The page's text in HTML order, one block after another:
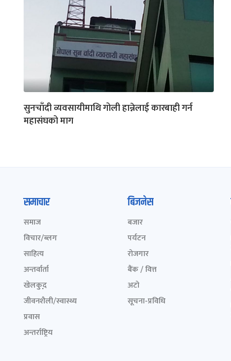
सुनचाँदी व्यवसायीमाथि गोली हान्नेलाई कारबाही गर्न
महासंघको माग
समाचार
समाज
विचार/ब्लग
साहित्य
अन्तर्वार्ता
खेलकुद़़
जीवनशैली/स्वास्थ्य
प्रवास
अन्तर्राष्ट्रिय
बिजनेस
बजार
पर्यटन
रोजगार
बैंक / वित्त
अटो
सूचना-प्रविधि